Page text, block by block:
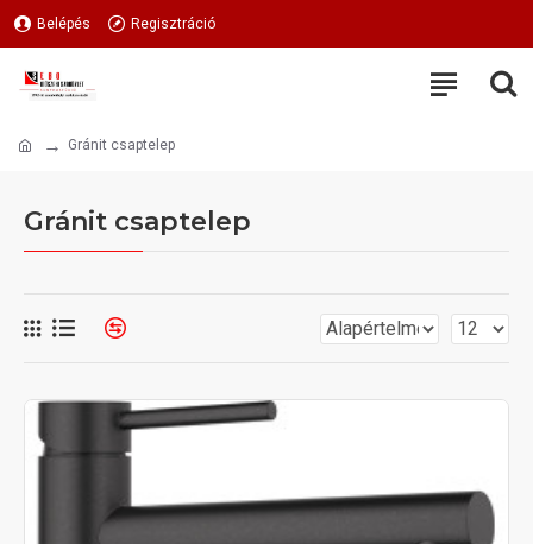
Belépés Regisztráció
Gránit csaptelep
Gránit csaptelep